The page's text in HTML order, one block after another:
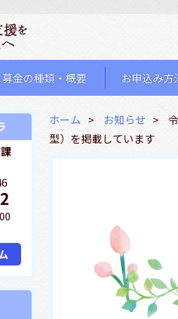
募金の種類・概要 お申込み方
ホーム お知らせ
型）を掲載しています